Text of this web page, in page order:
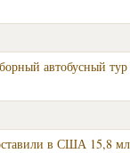
автобусный
в США 15,8